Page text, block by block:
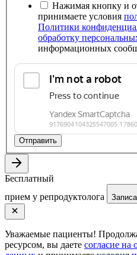
Нажимая кнопку и
принимаете условия
Политики
обработку
информационных
Отправить
Бесплатный
прием у репродуктолога
Уважаемые пациенты!
ресурсом, вы даете согласие на